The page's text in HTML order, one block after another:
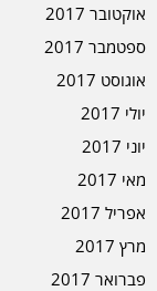
אוקטובר 2017
ספטמבר 2017
אוגוסט 2017
יולי 2017
יוני 2017
מאי 2017
אפריל 2017
מרץ 2017
פברואר 2017